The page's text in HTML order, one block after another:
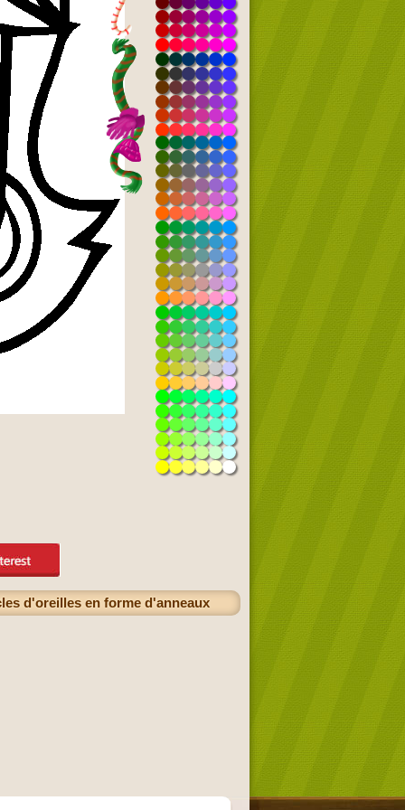
d'oreilles en forme d'anneaux